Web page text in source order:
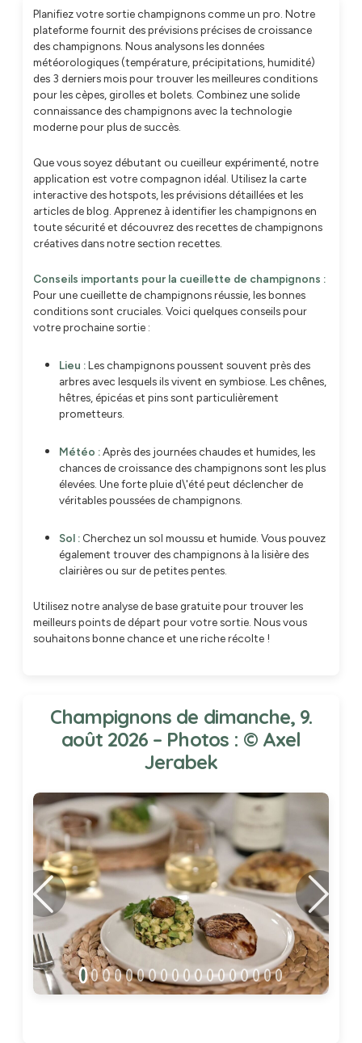
Planifiez votre sortie champignons comme un pro. Notre
plateforme fournit des prévisions précises de croissance
des champignons. Nous analysons les données
météorologiques (température, précipitations, humidité)
des 3 derniers mois pour trouver les meilleures conditions
pour les cèpes, girolles et bolets. Combinez une solide
connaissance des champignons avec la technologie
moderne pour plus de succès.
Que vous soyez débutant ou cueilleur expérimenté, notre
application est votre compagnon idéal. Utilisez la carte
interactive des hotspots, les prévisions détaillées et les
articles de blog. Apprenez à identifier les champignons en
toute sécurité et découvrez des recettes de champignons
créatives dans notre section recettes.
Conseils importants pour la cueillette de champignons :
Pour une cueillette de champignons réussie, les bonnes
conditions sont cruciales. Voici quelques conseils pour
votre prochaine sortie :
Lieu :Les champignons poussent souvent près des
arbres avec lesquels ils vivent en symbiose. Les chênes,
hêtres, épicéas et pins sont particulièrement
prometteurs.
Météo :Après des journées chaudes et humides, les
chances de croissance des champignons sont les plus
élevées. Une forte pluie d\'été peut déclencher de
véritables poussées de champignons.
Sol :Cherchez un sol moussu et humide. Vous pouvez
également trouver des champignons à la lisière des
clairières ou sur de petites pentes.
Utilisez notre analyse de base gratuite pour trouver les
meilleurs points de départ pour votre sortie. Nous vous
souhaitons bonne chance et une riche récolte !
Champignons de dimanche, 9.
août 2026 – Photos : © Axel
Jerabek
Précédent Suivant